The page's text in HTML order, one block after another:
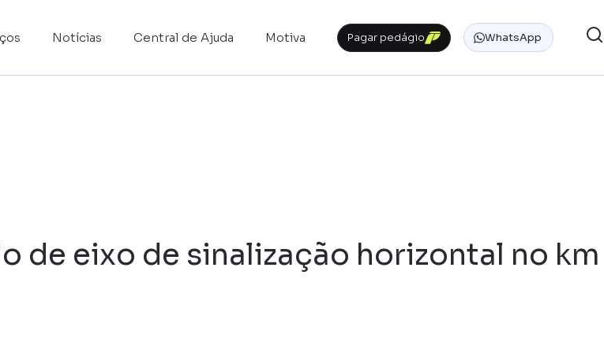
Notícias Central de Ajuda Motiva Pagar pedágio WhatsApp
de eixo de sinalização horizontal no km